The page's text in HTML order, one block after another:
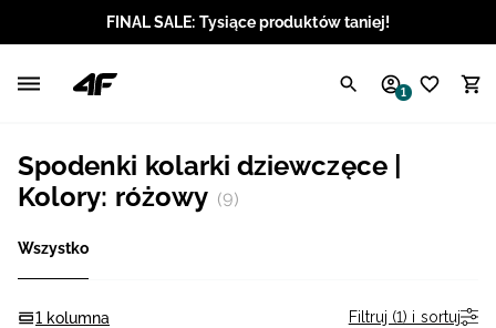
FINAL SALE: Tysiące produktów taniej!
1
Spodenki kolarki dziewczęce |
Kolory: różowy (9)
Wszystko
1 kolumna Filtruj (1) i sortuj
Angielski / USD